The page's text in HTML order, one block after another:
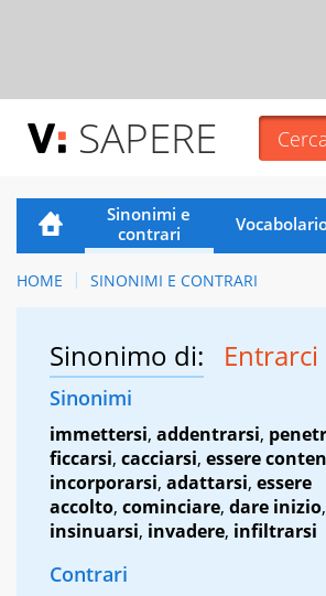
SAPERE
Sinonimi e
contrari
HOME SINONIMI E CONTRARI
Sinonimo di: Entrarci
Sinonimi
immettersi, addentrarsi,
ficcarsi, cacciarsi, essere
incorporarsi, adattarsi, essere
accolto, cominciare, dare inizio,
insinuarsi, invadere, infiltrarsi
Contrari